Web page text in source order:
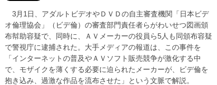
3月1日、アダルトビデオやＤＶＤの自主審査機関「日本ビデ
オ倫理協会」（ビデ倫）の審査部門責任者らがわいせつ図画頒
布幇助容疑で、同時に、ＡＶメーカーの役員ら5人も同頒布容疑
で警視庁に逮捕された。大手メディアの報道は、この事件を
「インターネットの普及やＡＶソフト販売競争が激化する中
で、モザイクを薄くする必要に迫られたメーカーが、ビデ倫を
抱き込み、過激な作品を流布させた」という文脈で解説。